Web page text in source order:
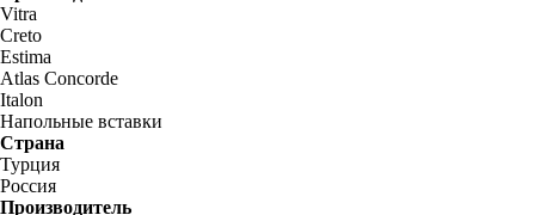
Vitra
Creto
Estima
Atlas Concorde
Italon
Напольные вставки
Страна
Турция
Россия
Производитель